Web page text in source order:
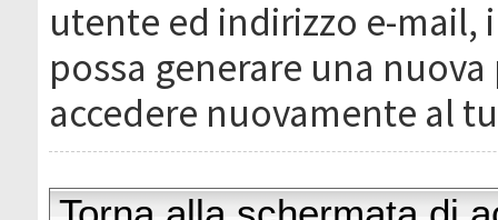
utente ed indirizzo e-mail,
possa generare una
accedere nuovamente al